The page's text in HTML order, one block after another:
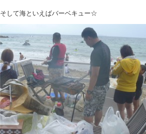
そして海といえばバーベキュー☆